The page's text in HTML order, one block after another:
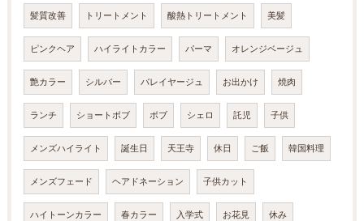
髪質改善 トリートメント 酸熱トリートメント 美髪
ピンクヘア ハイライトカラー パーマ オレンジベージュ
艶カラー シルバー バレイヤージュ お出かけ 焼肉
ランチ ショートボブ ボブ シェロ 託児 子供
メンズハイライト 誕生日 天王寺 休日 ご飯 韓国料理
メンズフェード ヘアドネーション 子供カット
ハイトーンカラー 春カラー 入学式 お花見 休み